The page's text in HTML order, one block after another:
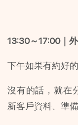
13:30～17:00｜
下午如果有約好
沒有的話，就在
新客戶資料、準